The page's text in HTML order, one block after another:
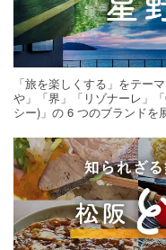
「旅を楽しくする」をテー
や」「界」「リゾナーレ」
シー)」の 6 つのブランドを